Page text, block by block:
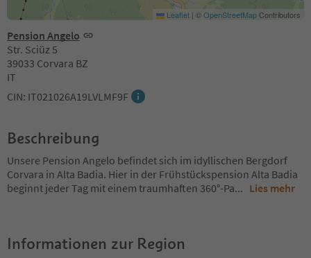
Pension Angelo
Str. Sciüz 5
39033 Corvara BZ
IT
CIN: IT021026A19LVLMF9F
Leaflet | ©OpenStreetMapContributors
Beschreibung
Unsere Pension Angelo befindet sich im idyllischen Bergdorf
Corvara in Alta Badia. Hier in der Frühstückspension Alta Badia
beginnt jeder Tag mit einem traumhaften 360°-Pa... Lies mehr
Informationen zur Region